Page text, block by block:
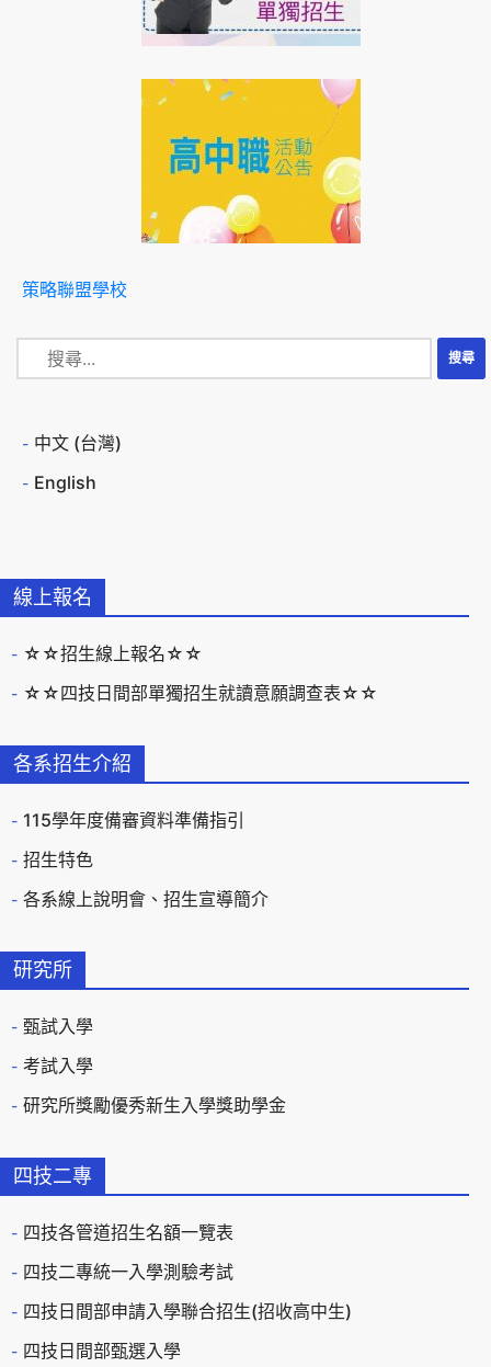
線上報名
☆☆招生線上報名☆☆
☆☆四技日間部單獨招生就讀意願調查表☆☆
各系招生介紹
115學年度備審資料準備指引
招生特色
各系線上說明會、招生宣導簡介
研究所
甄試入學
考試入學
研究所獎勵優秀新生入學獎助學金
四技二專
四技各管道招生名額一覽表
四技二專統一入學測驗考試
四技日間部申請入學聯合招生(招收高中生)
四技日間部甄選入學
策略聯盟學校
中文 (台灣)
English